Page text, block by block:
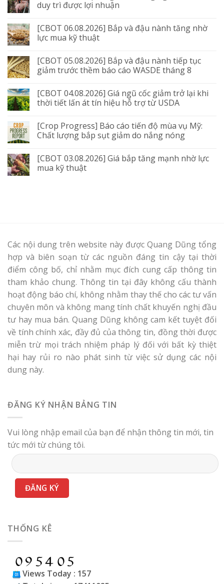
duy trì được lợi nhuận
[CBOT 06.08.2026] Bắp và đậu nành tăng nhờ
lực mua kỹ thuật
[CBOT 05.08.2026] Bắp và đậu nành tiếp tục
giảm trước thềm báo cáo WASDE tháng 8
[CBOT 04.08.2026] Giá ngũ cốc giảm trở lại khi
thời tiết lấn át tín hiệu hỗ trợ từ USDA
[Crop Progress] Báo cáo tiến độ mùa vụ Mỹ:
Chất lượng bắp sụt giảm do nắng nóng
[CBOT 03.08.2026] Giá bắp tăng mạnh nhờ lực
mua kỹ thuật
Các nội dung trên website này được Quang Dũng tổng
hợp và biên soạn từ các nguồn đáng tin cậy tại thời
điểm công bố, chỉ nhằm mục đích cung cấp thông tin
tham khảo chung. Thông tin tại đây không cấu thành
hoạt động báo chí, không nhằm thay thế cho các tư vấn
chuyên môn và không mang tính chất khuyến nghị đầu
tư hay mua bán. Quang Dũng không cam kết tuyệt đối
về tính chính xác, đầy đủ của thông tin, đồng thời được
miễn trừ mọi trách nhiệm pháp lý đối với bất kỳ thiệt
hại hay rủi ro nào phát sinh từ việc sử dụng các nội
dung này.
ĐĂNG KÝ NHẬN BẢNG TIN
Vui lòng nhập email của bạn để nhận thông tin mới, tin
tức mới từ chúng tôi.
THỐNG KÊ
Views Today : 157